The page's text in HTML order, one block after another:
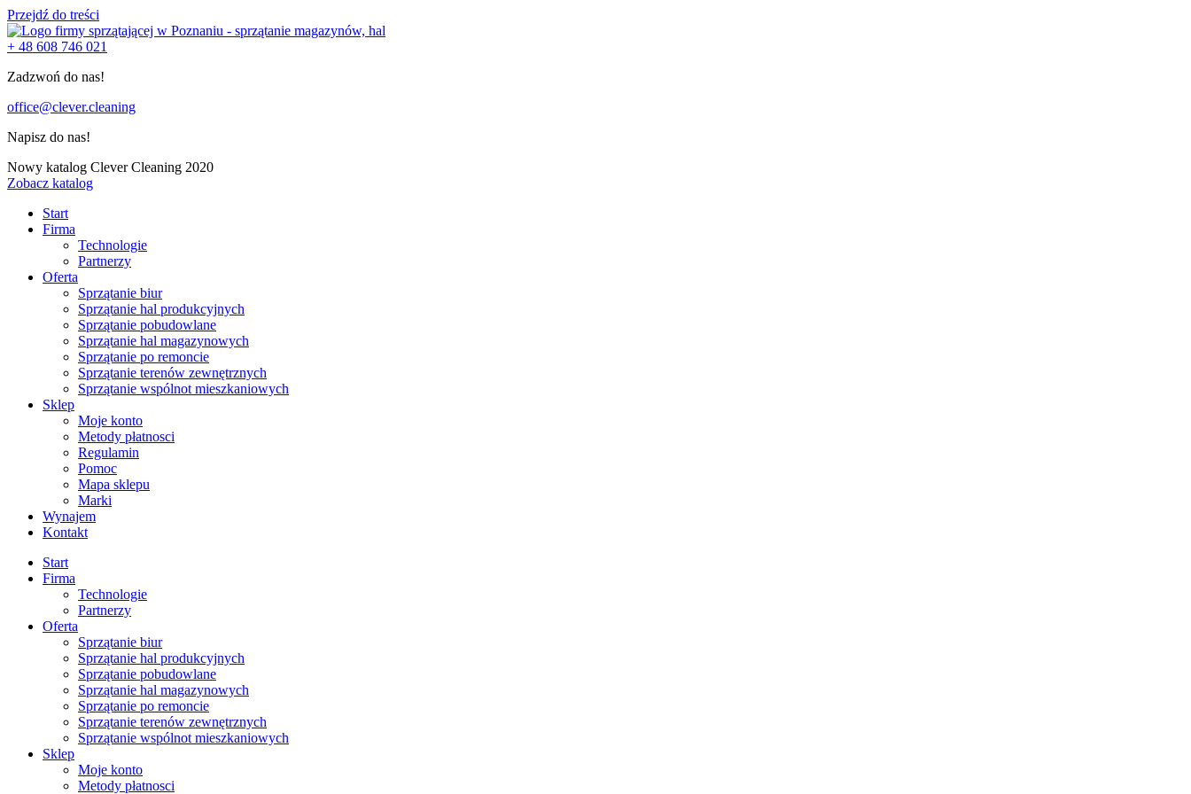
Przejdź do treści
+ 48 608 746 021
Zadzwoń do nas!
office@clever.cleaning
Napisz do nas!
Nowy katalog Clever Cleaning 2020
Zobacz katalog
Start
Firma
Technologie
Partnerzy
Oferta
Sprzątanie biur
Sprzątanie hal produkcyjnych
Sprzątanie pobudowlane
Sprzątanie hal magazynowych
Sprzątanie po remoncie
Sprzątanie terenów zewnętrznych
Sprzątanie wspólnot mieszkaniowych
Sklep
Moje konto
Metody płatnosci
Regulamin
Pomoc
Mapa sklepu
Marki
Wynajem
Kontakt
Start
Firma
Technologie
Partnerzy
Oferta
Sprzątanie biur
Sprzątanie hal produkcyjnych
Sprzątanie pobudowlane
Sprzątanie hal magazynowych
Sprzątanie po remoncie
Sprzątanie terenów zewnętrznych
Sprzątanie wspólnot mieszkaniowych
Sklep
Moje konto
Metody płatnosci